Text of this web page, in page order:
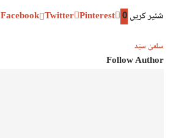
شئیر کریں0
Facebook Twitter Pinterest
سلمیٰ سیّد
Follow Author